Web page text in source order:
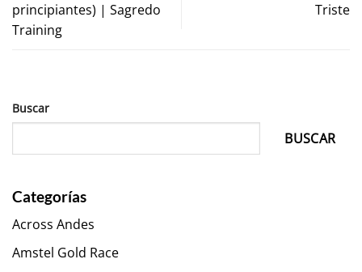
principiantes) | Sagredo
Training
Triste
Buscar
BUSCAR
Categorías
Across Andes
Amstel Gold Race